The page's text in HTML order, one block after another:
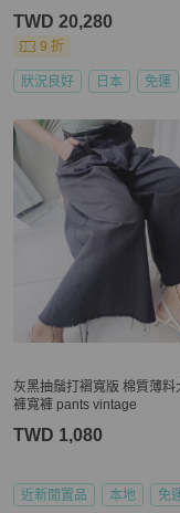
TWD 20,280
9 折
狀況良好 日本 免運
灰黑抽鬚打褶寬版 棉質薄料
褲寬褲 pants vintage
TWD 1,080
近新閒置品 本地 免